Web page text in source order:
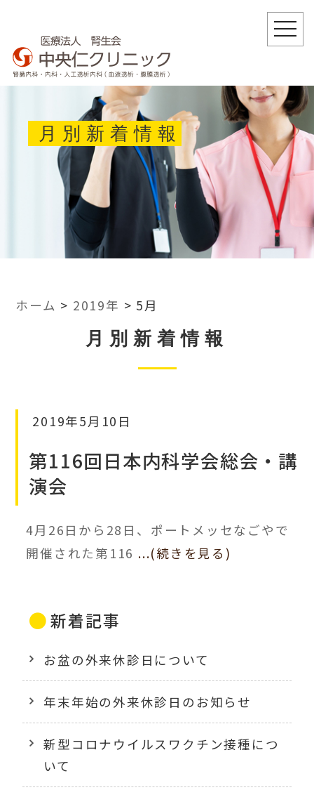
月別新着情報
ホーム > 2019年 > 5月
月別新着情報
2019年5月10日
第116回日本内科学会総会・講
演会
4月26日から28日、ポートメッセなごやで
開催された第116 ...(続きを見る)
新着記事
お盆の外来休診日について
年末年始の外来休診日のお知らせ
新型コロナウイルスワクチン接種につ
いて